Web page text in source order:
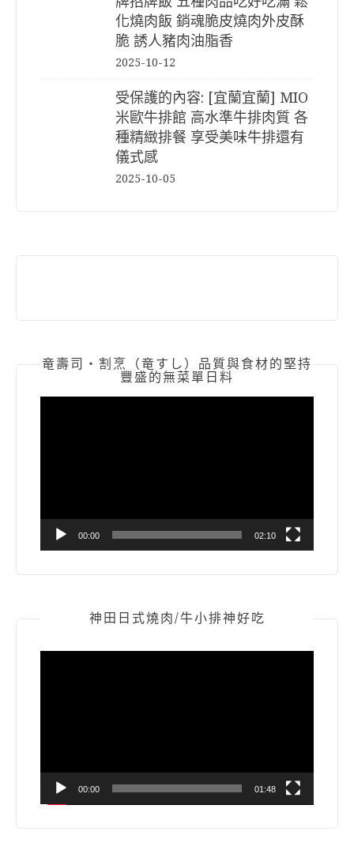
化燒肉飯 銷魂脆皮燒肉外皮酥
脆 誘人豬肉油脂香
2025-10-12
受保護的內容: [宜蘭宜蘭] MIO
米歐牛排館 高水準牛排肉質 各
種精緻排餐 享受美味牛排還有
儀式感
2025-10-05
竜壽司‧割烹（竜すし）品質與食材的堅持
豐盛的無菜單日料
00:00 02:10
神田日式燒肉/牛小排神好吃
00:00 01:48